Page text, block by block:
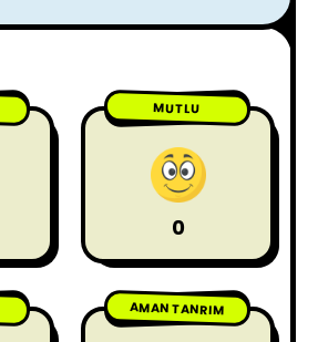
MUTLU
0
AMAN TANRIM